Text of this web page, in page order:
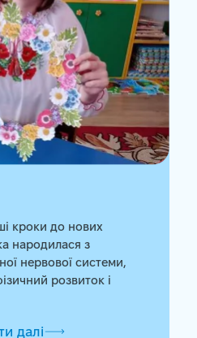
кроки до нових
народилася з
нервової системи,
розвиток і
далі